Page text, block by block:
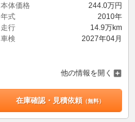
本体価格
244. 0万円
年式
2010年
走行
14.9万km
車検
2027年04月
他の情報を開く
在庫確認・見積依頼（無料）